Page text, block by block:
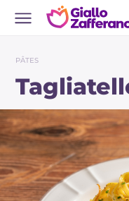
PÂTES